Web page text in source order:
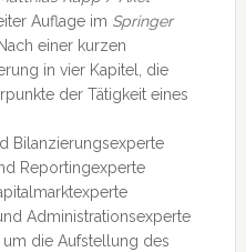
Auflage im Springer
einer kurzen
in vier Kapitel, die
der Tätigkeit eines
Bilanzierungsexperte
Reportingexperte
Administrationsexperte
um die Aufstellung des